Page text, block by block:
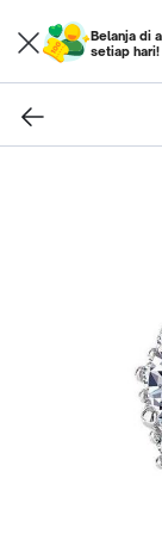
Belanja di
setiap hari!